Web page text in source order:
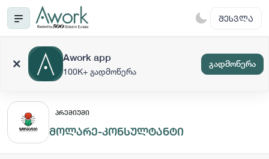
ᲨᲔᲡᲕᲚᲐ
Awork app
100K+ გადმოწერა
გადმოწერა
ᲞᲠᲔᲛᲘᲣᲛᲘ
მოლარე-კონსულტანტი